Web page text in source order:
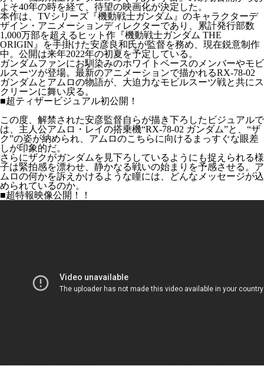
よそ40年の時を経て、待望の映画化が決定した。
本作は、TVシリーズ『機動戦士ガンダム』のキャラクターデ
ザイン・アニメーションディレクターであり、累計発行部数
1,000万部を超えるヒット作『機動戦士ガンダム THE
ORIGIN』を手掛けた安彦良和氏が監督を務め、現在鋭意制作
中。公開は来年2022年の初夏を予定している。
ガンダムファンにお馴染みのホワイトベースのメンバーやモビ
ルスーツが登場。最新のアニメーションで描かれるRX-78-02
ガンダムとアムロの物語が、大迫力なモビルスーツ戦と共にス
クリーンに舞い戻る。
■超ティザービジュアル初公開！
この度、解禁された安彦監督自らが描き下ろしたビジュアルで
は、主人公アムロ・レイの搭乗機“RX-78-02 ガンダム”と、“ザ
ク”の姿が納められ、アムロのこちらに向けるまっすぐな眼差
しが印象的だ。
さらにザクがガンダムを見下ろしているようにも捉えられる様
子は緊拍感を漂わせ、静かなる戦いの始まりを予感させる。ア
ムロの何かを訴えかけるような瞳には、どんなメッセージが込
められているのか。
■超特報映像公開！！